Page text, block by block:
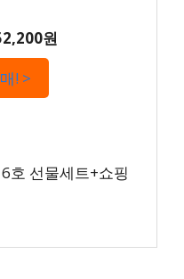
원
! >
호 선물세트+쇼핑